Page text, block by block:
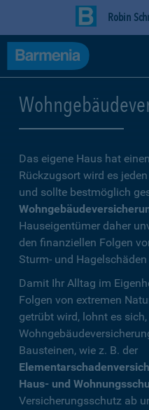
Robin
Das eigene Haus hat
Rückzugsort wird es
und sollte bestmöglich
Hauseigentümer daher
den finanziellen Folgen
Sturm- und Hagelschäden
Damit Ihr Alltag im
Folgen von extremen
getrübt wird, lohnt es
Bausteinen, wie z. B. der
Haus- und
Versicherungsschutz ab